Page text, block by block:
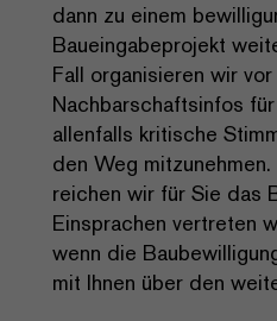
dann zu einem
Baueingabeprojekt
Fall organisieren wir
Nachbarschaftsinfos
allenfalls kritische
den Weg
reichen wir für Sie das
Einsprachen vertreten
wenn die
mit Ihnen über den